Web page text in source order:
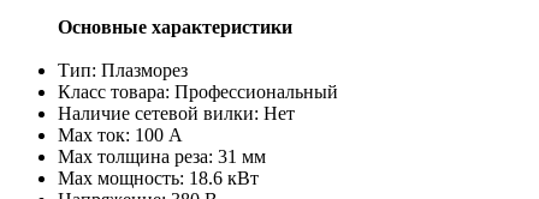
Основные характеристики
Тип: Плазморез
Класс товара: Профессиональный
Наличие сетевой вилки: Нет
Max ток: 100 А
Max толщина реза: 31 мм
Max мощность: 18.6 кВт